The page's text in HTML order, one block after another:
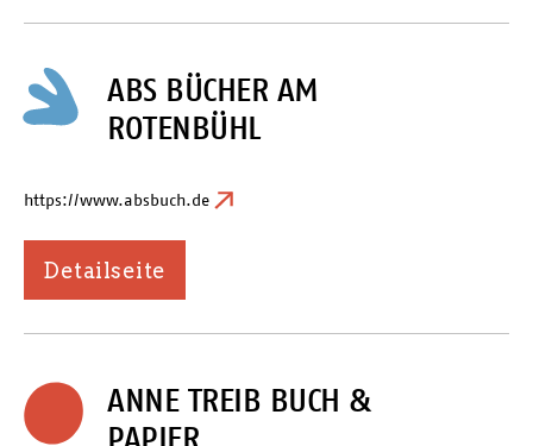
SPONSOREN UND PARTNER
ÜBER UNS / BILDERGALERIE
ABS BÜCHER AM
ROTENBÜHL
https://www.absbuch.de
Detailseite
ANNE TREIB BUCH &
PAPIER